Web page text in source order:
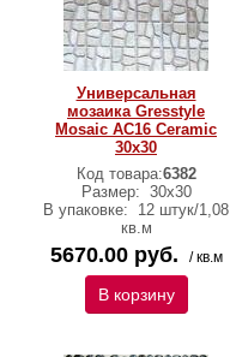
Универсальная
мозаика Gresstyle
Mosaic АС16 Ceramic
30х30
Код товара:6382
Размер: 30х30
В упаковке:
12 штук/1,08
кв.м
5670.00 руб. / кв.м
В корзину